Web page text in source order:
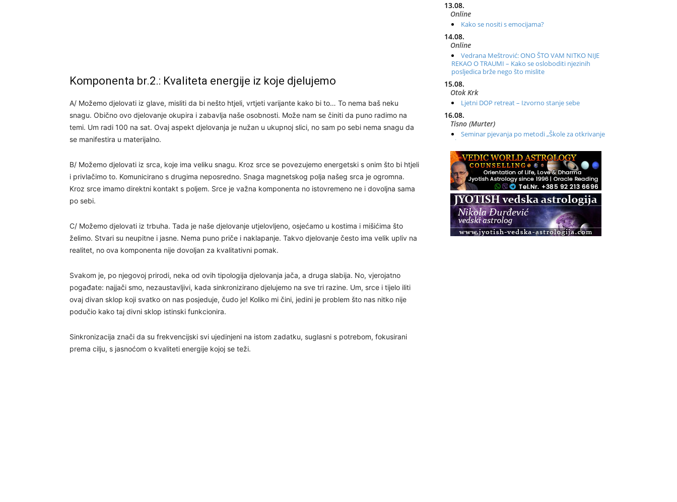
Komponenta br.2.: Kvaliteta energije iz koje djelujemo
A/ Možemo djelovati iz glave, misliti da bi nešto htjeli, vrtjeti varijante kako bi to… To nema baš neku
snagu. Obično ovo djelovanje okupira i zabavlja naše osobnosti. Može nam se činiti da puno radimo na
temi. Um radi 100 na sat. Ovaj aspekt djelovanja je nužan u ukupnoj slici, no sam po sebi nema snagu da
se manifestira u materijalno.
B/ Možemo djelovati iz srca, koje ima veliku snagu. Kroz srce se povezujemo energetski s onim što bi htjeli
i privlačimo to. Komunicirano s drugima neposredno. Snaga magnetskog polja našeg srca je ogromna.
Kroz srce imamo direktni kontakt s poljem. Srce je važna komponenta no istovremeno ne i dovoljna sama
po sebi.
C/ Možemo djelovati iz trbuha. Tada je naše djelovanje utjelovljeno, osjećamo u kostima i mišićima što
želimo. Stvari su neupitne i jasne. Nema puno priče i naklapanje. Takvo djelovanje često ima velik upliv na
realitet, no ova komponenta nije dovoljan za kvalitativni pomak.
Svakom je, po njegovoj prirodi, neka od ovih tipologija djelovanja jača, a druga slabija. No, vjerojatno
pogađate: najjači smo, nezaustavljivi, kada sinkronizirano djelujemo na sve tri razine. Um, srce i tijelo iliti
ovaj divan sklop koji svatko on nas posjeduje, čudo je! Koliko mi čini, jedini je problem što nas nitko nije
podučio kako taj divni sklop istinski funkcionira.
Sinkronizacija znači da su frekvencijski svi ujedinjeni na istom zadatku, suglasni s potrebom, fokusirani
prema cilju, s jasnoćom o kvaliteti energije kojoj se teži.
13.08.
Online
Kako se nositi s emocijama?
14.08.
Online
Vedrana Meštrović: ONO ŠTO VAM NITKO NIJE
REKAO O TRAUMI – Kako se osloboditi njezinih
posljedica brže nego što mislite
15.08.
Otok Krk
Ljetni DOP retreat – Izvorno stanje sebe
16.08.
Tisno (Murter)
Seminar pjevanja po metodi „Škole za otkrivanje
glasa“
20.08.
Online
Radionica: Pomagači iz drugih dimenzija Online –
otvoreno za sve
21.08.
Zagreb+Online
Osnovni ThetaHealing® tečaj, Zagreb i Online
22.08.
Pula